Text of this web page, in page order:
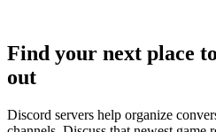
Find your next place
out
Discord servers help organize